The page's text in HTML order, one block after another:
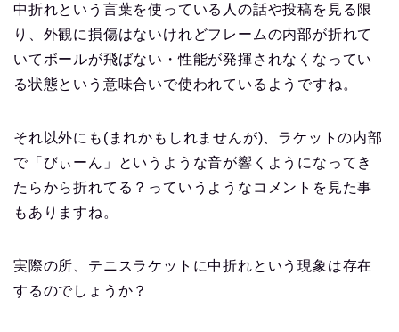
中折れという言葉を使っている人の話や投稿を見る限
り、外観に損傷はないけれどフレームの内部が折れて
いてボールが飛ばない・性能が発揮されなくなってい
る状態という意味合いで使われているようですね。
それ以外にも(まれかもしれませんが)、ラケットの内部
で「びぃーん」というような音が響くようになってき
たらから折れてる？っていうようなコメントを見た事
もありますね。
実際の所、テニスラケットに中折れという現象は存在
するのでしょうか？